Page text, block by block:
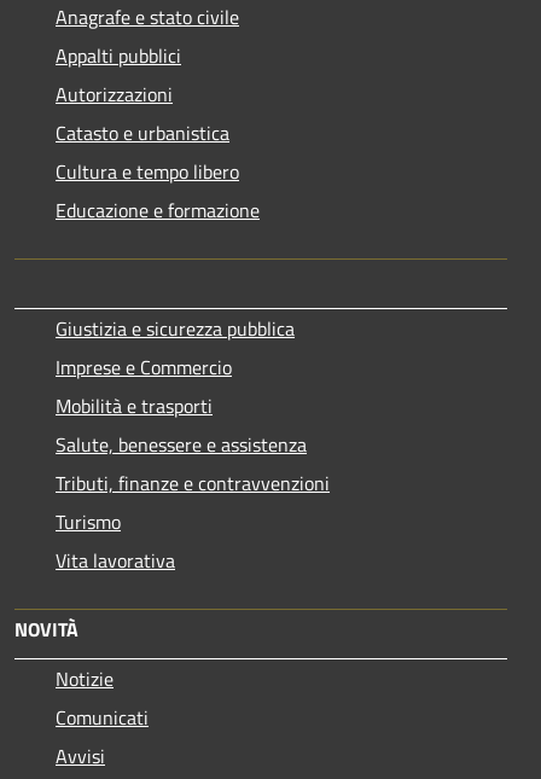
Anagrafe e stato civile
Appalti pubblici
Autorizzazioni
Catasto e urbanistica
Cultura e tempo libero
Educazione e formazione
Giustizia e sicurezza pubblica
Imprese e Commercio
Mobilità e trasporti
Salute, benessere e assistenza
Tributi, finanze e contravvenzioni
Turismo
Vita lavorativa
NOVITÀ
Notizie
Comunicati
Avvisi